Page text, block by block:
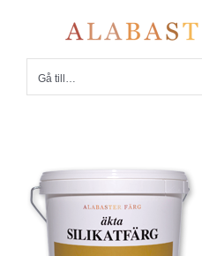
innehållet
Gå till…